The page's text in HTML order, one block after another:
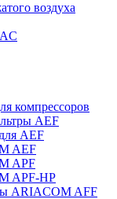
воздуха
компрессоров
AEF
AEF
AEF
APF
APF-HP
ARIACOM AFF